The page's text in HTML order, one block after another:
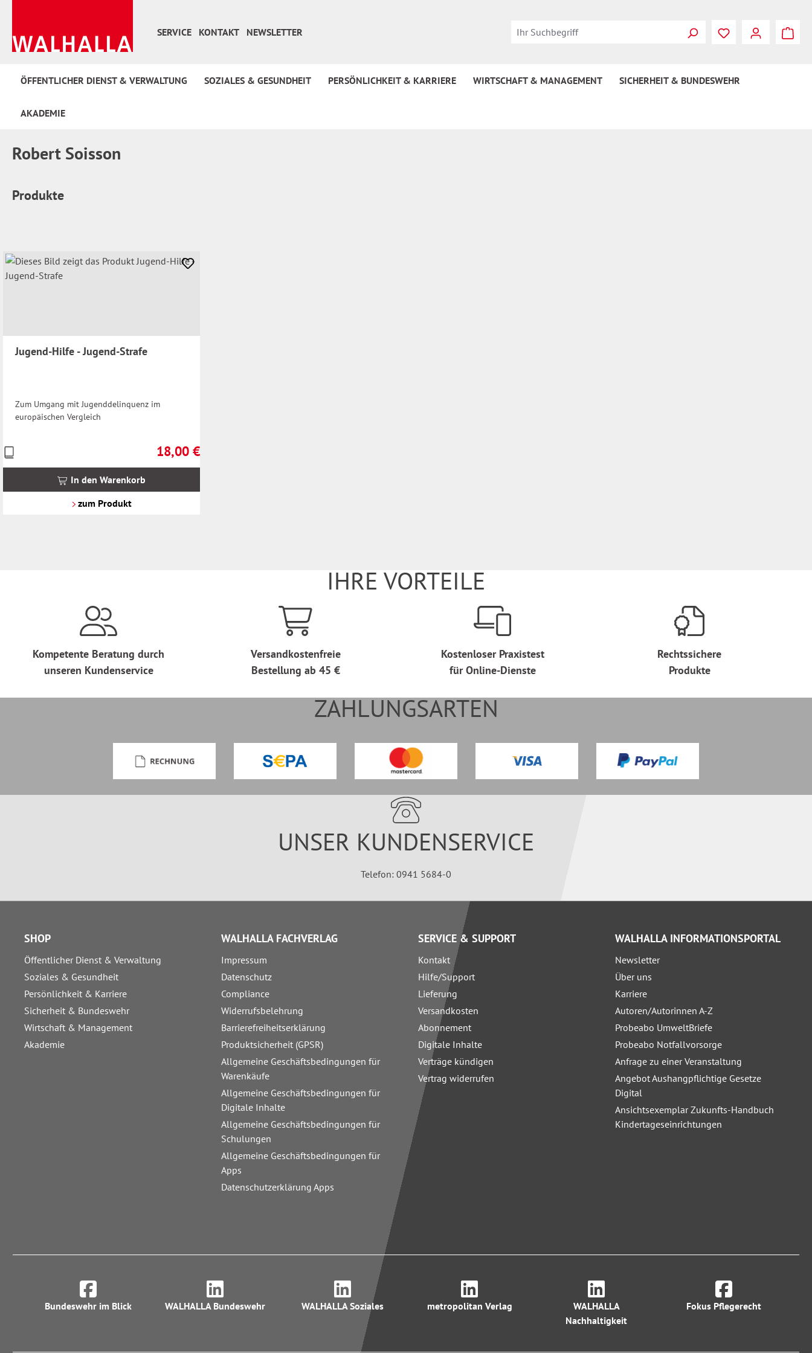
SERVICE
KONTAKT NEWSLETTER Du hast 0
ÖFFENTLICHER DIENST & VERWALTUNG SOZIALES & GESUNDHEIT PERSÖNLICHKEIT & KARRIERE WIRTSCHAFT & MANAGEMENT SICHERHEIT & BUNDESWEHR
AKADEMIE
Robert Soisson
Produkte
Jugend-Hilfe - Jugend-Strafe
Zum Umgang mit Jugenddelinquenz im
europäischen Vergleich
Regulärer Preis:
18,00 €
Preise
inkl.
In den Warenkorb
zum Produkt
IHRE VORTEILE
Kompetente Beratung durch
unseren Kundenservice
Versandkostenfreie
Bestellung ab 45 €
Kostenloser Praxistest
für Online-Dienste
Rechtssichere
Produkte
ZAHLUNGSARTEN
UNSER KUNDENSERVICE
Telefon: 0941 5684-0
SHOP
Öffentlicher Dienst & Verwaltung
Soziales & Gesundheit
Persönlichkeit & Karriere
Sicherheit & Bundeswehr
Wirtschaft & Management
Akademie
WALHALLA FACHVERLAG
Impressum
Datenschutz
Compliance
Widerrufsbelehrung
Barrierefreiheitserklärung
Produktsicherheit (GPSR)
Allgemeine Geschäftsbedingungen für
Warenkäufe
Allgemeine Geschäftsbedingungen für
Digitale Inhalte
Allgemeine Geschäftsbedingungen für
Schulungen
Allgemeine Geschäftsbedingungen für
Apps
Datenschutzerklärung Apps
SERVICE & SUPPORT
Kontakt
Hilfe/Support
Lieferung
Versandkosten
Abonnement
Digitale Inhalte
Verträge kündigen
Vertrag widerrufen
WALHALLA INFORMATIONSPORTAL
Newsletter
Über uns
Karriere
Autoren/Autorinnen A-Z
Probeabo UmweltBriefe
Probeabo Notfallvorsorge
Anfrage zu einer Veranstaltung
Angebot Aushangpflichtige Gesetze
Digital
Ansichtsexemplar Zukunfts-Handbuch
Kindertageseinrichtungen
Bundeswehr im Blick WALHALLA Bundeswehr WALHALLA Soziales metropolitan Verlag
WALHALLA
Nachhaltigkeit
Fokus Pflegerecht